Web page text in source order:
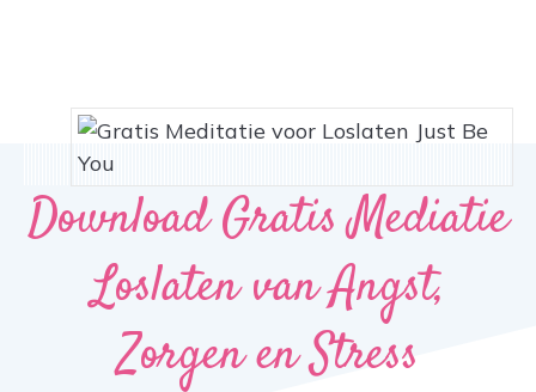
Download Gratis Mediatie
Loslaten van Angst,
Zorgen en Stress